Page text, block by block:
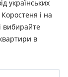
українських
і на
вибирайте
в